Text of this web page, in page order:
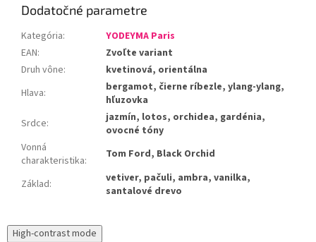
Dodatočné parametre
Kategória:
YODEYMA Paris
EAN:
Zvoľte variant
Druh vône:
kvetinová, orientálna
Hlava:
bergamot, čierne ríbezle, ylang-ylang,
hľuzovka
Srdce:
jazmín, lotos, orchidea, gardénia,
ovocné tóny
Vonná
charakteristika: Tom Ford, Black Orchid
Základ:
vetiver, pačuli, ambra, vanilka,
santalové drevo
High-contrast mode